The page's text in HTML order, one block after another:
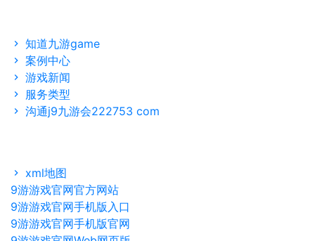
知道九游game
案例中心
游戏新闻
服务类型
沟通j9九游会222753 com
xml地图
9游游戏官网官方网站
9游游戏官网手机版入口
9游游戏官网手机版官网